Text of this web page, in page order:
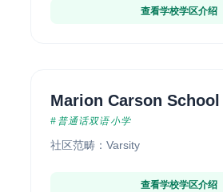
查看学校学区介绍
Marion Carson School
#普通话双语小学
社区范畴：Varsity
查看学校学区介绍